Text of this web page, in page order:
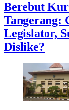
Berebut
Tangerang:
Legislator,
Dislike?